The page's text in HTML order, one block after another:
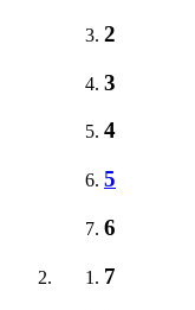
2
3
4
5
6
7